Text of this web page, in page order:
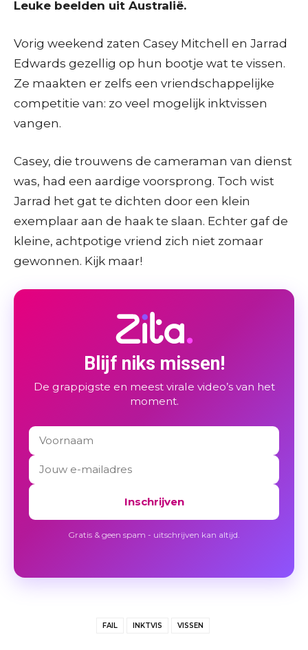
Leuke beelden uit Australië.
Vorig weekend zaten Casey Mitchell en Jarrad
Edwards gezellig op hun bootje wat te vissen.
Ze maakten er zelfs een vriendschappelijke
competitie van: zo veel mogelijk inktvissen
vangen.
Casey, die trouwens de cameraman van dienst
was, had een aardige voorsprong. Toch wist
Jarrad het gat te dichten door een klein
exemplaar aan de haak te slaan. Echter gaf de
kleine, achtpotige vriend zich niet zomaar
gewonnen. Kijk maar!
Blijf niks missen!
De grappigste en meest virale video’s van het
moment.
Inschrijven
Gratis & geen spam - uitschrijven kan altijd.
FAIL INKTVIS VISSEN